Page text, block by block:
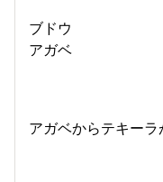
ブドウ
アガベ
アガベからテキーラ